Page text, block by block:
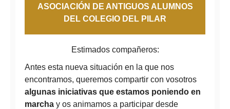
ASOCIACIÓN DE ANTIGUOS ALUMNOS
DEL COLEGIO DEL PILAR
Estimados compañeros:
Antes esta nueva situación en la que nos
encontramos, queremos compartir con vosotros
algunas iniciativas que estamos poniendo en
marcha y os animamos a participar desde